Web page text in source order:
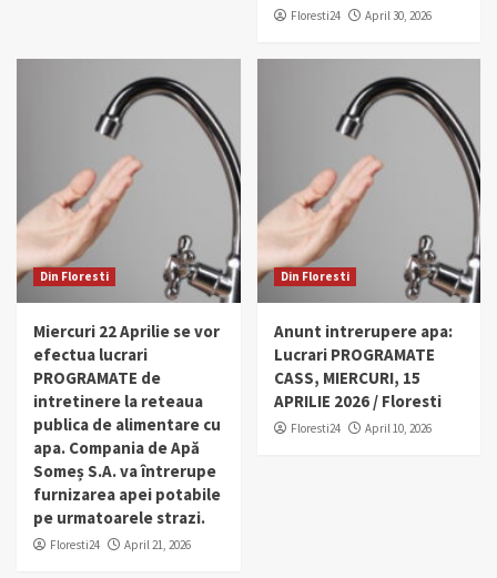
Floresti24 April 30, 2026
Din Floresti
Miercuri 22 Aprilie se vor
efectua lucrari
PROGRAMATE de
intretinere la reteaua
publica de alimentare cu
apa. Compania de Apă
Someș S.A. va întrerupe
furnizarea apei potabile
pe urmatoarele strazi.
Floresti24 April 21, 2026
Din Floresti
Anunt intrerupere apa:
Lucrari PROGRAMATE
CASS, MIERCURI, 15
APRILIE 2026 / Floresti
Floresti24 April 10, 2026